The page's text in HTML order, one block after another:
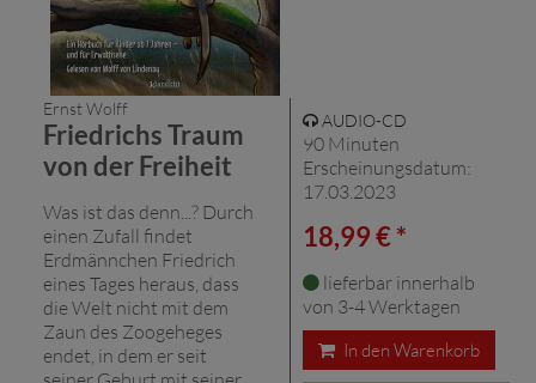
Ernst Wolff
Friedrichs Traum
von der Freiheit
Was ist das denn...? Durch
einen Zufall findet
Erdmännchen Friedrich
eines Tages heraus, dass
die Welt nicht mit dem
Zaun des Zoogeheges
endet, in dem er seit
AUDIO-CD
90 Minuten
Erscheinungsdatum:
17.03.2023
18,99 € *
lieferbar innerhalb
von 3-4 Werktagen
In den Warenkorb